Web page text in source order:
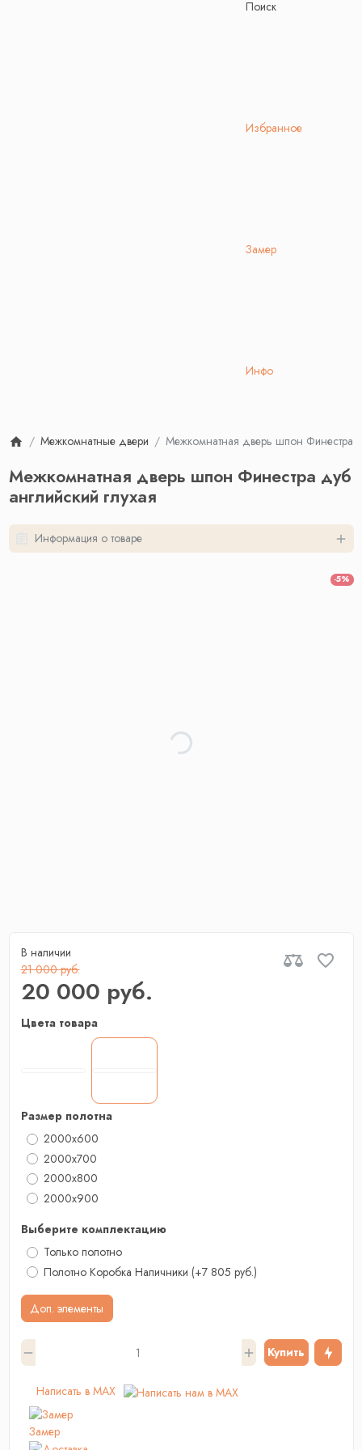
Поиск
Избранное
Замер
Инфо
Межкомнатные двери Межкомнатная дверь шпон Финестра
Межкомнатная дверь шпон Финестра дуб
английский глухая
Информация о товаре
-5%
В наличии
21 000 руб.
20 000 руб.
Цвета товара
Размер полотна
2000x600
2000x700
2000х800
2000x900
Выберите комплектацию
Только полотно
Полотно Коробка Наличники (+7 805 руб.)
Доп. элементы
Купить
Написать в MAX
Замер